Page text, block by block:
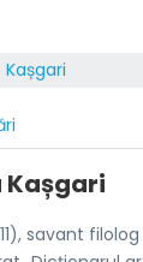
Kașgari
Kașgari
11), savant